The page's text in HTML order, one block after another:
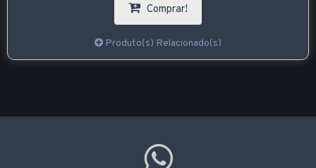
Comprar!
Produto(s) Relacionado(s)